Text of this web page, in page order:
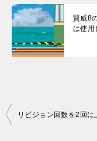
賢威8
は使用
投